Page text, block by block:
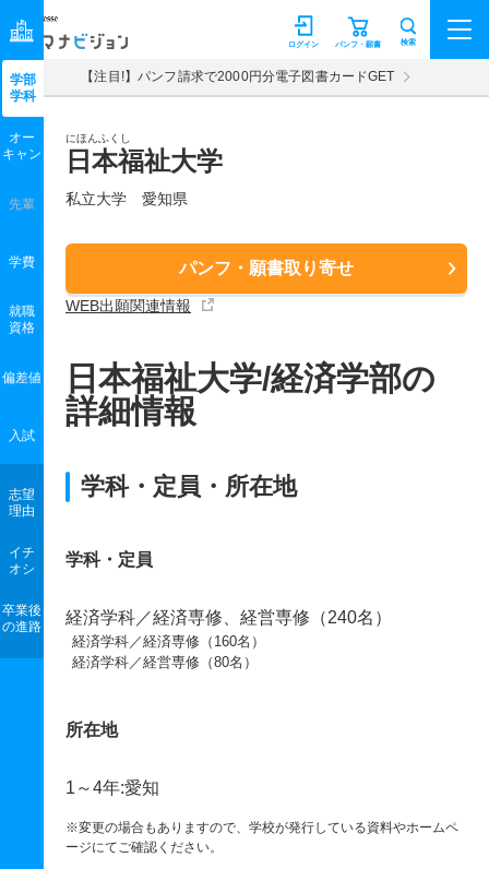
マナビジョン パンフ・願書
ログイン 検索
【注目!】パンフ請求で2000円分電子図書カードGET
にほんふくし
日本福祉大学
私立大学 愛知県
パンフ・願書取り寄せ
WEB出願関連情報
学部
学科
オー
キャン
先輩
学費
就職
資格
偏差値
入試
志望
理由
イチ
オシ
卒業後
の進路
日本福祉大学/経済学部の
詳細情報
学科・定員・所在地
学科・定員
経済学科／経済専修、経営専修（240名）
経済学科／経済専修（160名）
経済学科／経営専修（80名）
所在地
1～4年:愛知
※変更の場合もありますので、学校が発行している資料やホームペ
ージにてご確認ください。